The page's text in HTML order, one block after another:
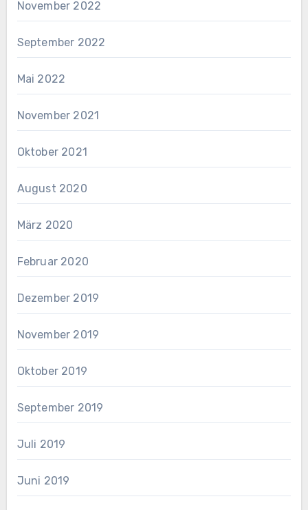
November 2022
September 2022
Mai 2022
November 2021
Oktober 2021
August 2020
März 2020
Februar 2020
Dezember 2019
November 2019
Oktober 2019
September 2019
Juli 2019
Juni 2019